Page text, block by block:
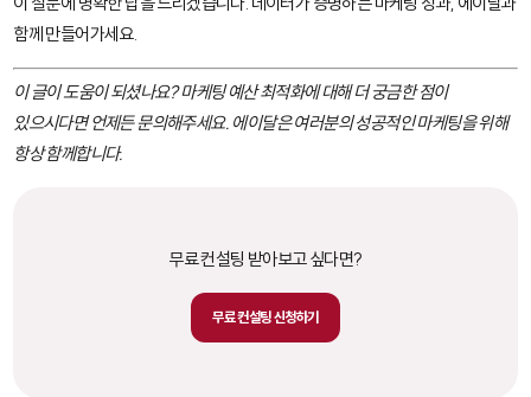
함께 만들어가세요.
이 글이 도움이 되셨나요? 마케팅 예산 최적화에 대해 더 궁금한 점이
있으시다면 언제든 문의해주세요. 에이달은 여러분의 성공적인 마케팅을 위해
항상 함께합니다.
무료 컨설팅 받아보고 싶다면?
무료 컨설팅 신청하기